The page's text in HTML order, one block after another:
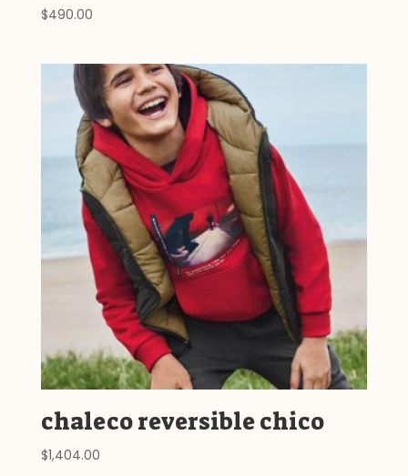
$490.00
chaleco reversible chico
$1,404.00